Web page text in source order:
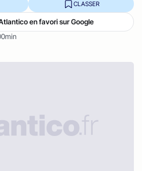
CLASSER
en favori sur Google